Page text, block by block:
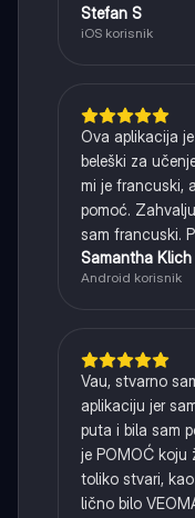
Stefan S
iOS korisnik
Ova aplikacija
beleški za
mi je francuski,
pomoć.
sam francuski.
Samantha Klich
Android korisnik
Vau, stvarno
aplikaciju jer
puta i bila sam
je POMOĆ koju
toliko stvari,
lično bilo